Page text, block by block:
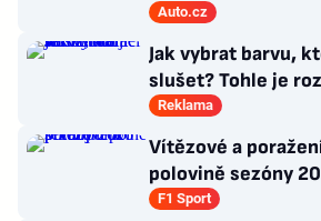
řekla, co si o tom
Auto.cz
Jak vybrat barvu,
slušet? Tohle je
Reklama
Vítězové a
polovině sezóny
F1 Sport